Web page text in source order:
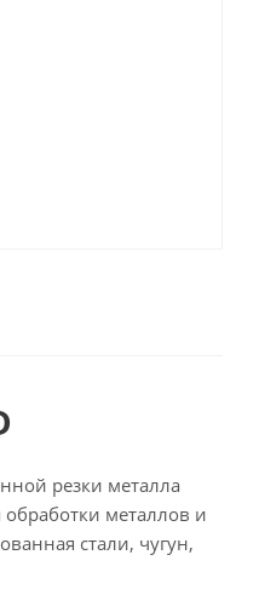
резки металла
металлов и
стали, чугун,